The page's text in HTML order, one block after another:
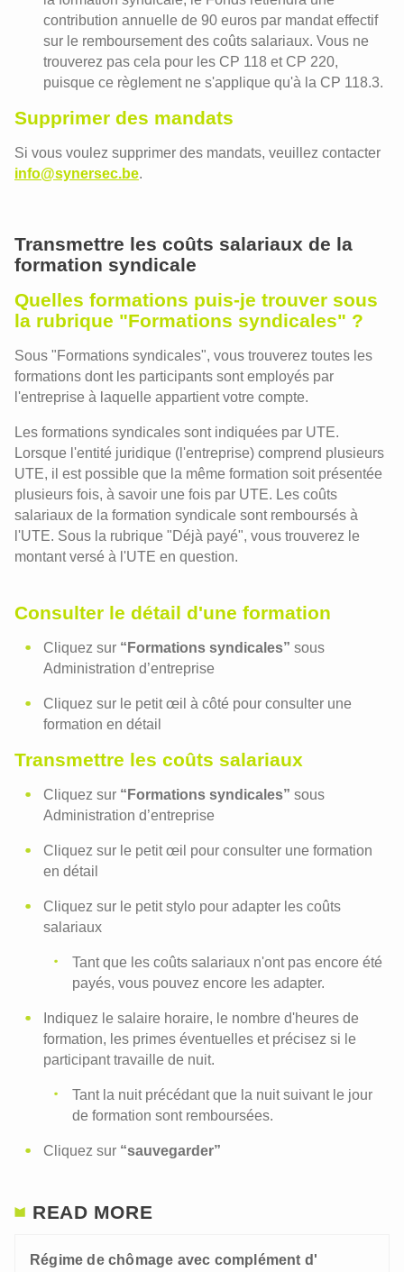
contribution annuelle de 90 euros par mandat effectif
sur le remboursement des coûts salariaux. Vous ne
trouverez pas cela pour les CP 118 et CP 220,
puisque ce règlement ne s'applique qu'à la CP 118.3.
Supprimer des mandats
Si vous voulez supprimer des mandats, veuillez contacter
info@synersec.be.
Transmettre les coûts salariaux de la
formation syndicale
Quelles formations puis-je trouver sous
la rubrique "Formations syndicales" ?
Sous "Formations syndicales", vous trouverez toutes les
formations dont les participants sont employés par
l'entreprise à laquelle appartient votre compte.
Les formations syndicales sont indiquées par UTE.
Lorsque l'entité juridique (l'entreprise) comprend plusieurs
UTE, il est possible que la même formation soit présentée
plusieurs fois, à savoir une fois par UTE. Les coûts
salariaux de la formation syndicale sont remboursés à
l'UTE. Sous la rubrique "Déjà payé", vous trouverez le
montant versé à l'UTE en question.
Consulter le détail d'une formation
Cliquez sur “Formations syndicales” sous
Administration d’entreprise
Cliquez sur le petit œil à côté pour consulter une
formation en détail
Transmettre les coûts salariaux
Cliquez sur “Formations syndicales” sous
Administration d’entreprise
Cliquez sur le petit œil pour consulter une formation
en détail
Cliquez sur le petit stylo pour adapter les coûts
salariaux
Tant que les coûts salariaux n'ont pas encore été
payés, vous pouvez encore les adapter.
Indiquez le salaire horaire, le nombre d'heures de
formation, les primes éventuelles et précisez si le
participant travaille de nuit.
Tant la nuit précédant que la nuit suivant le jour
de formation sont remboursées.
Cliquez sur “sauvegarder”
READ MORE
Régime de chômage avec complément d'